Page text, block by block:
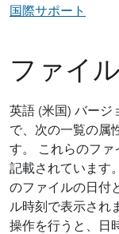
国際サポート
ファイ
英語 (米国) バージ
で、次の一覧の属
す。 これらのファ
記載されています
のファイルの日付
ル時刻で表示され
操作を行うと、日